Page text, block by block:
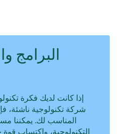
البرامج
إذا كانت لديك فكرة
المناسب لك. يمكننا